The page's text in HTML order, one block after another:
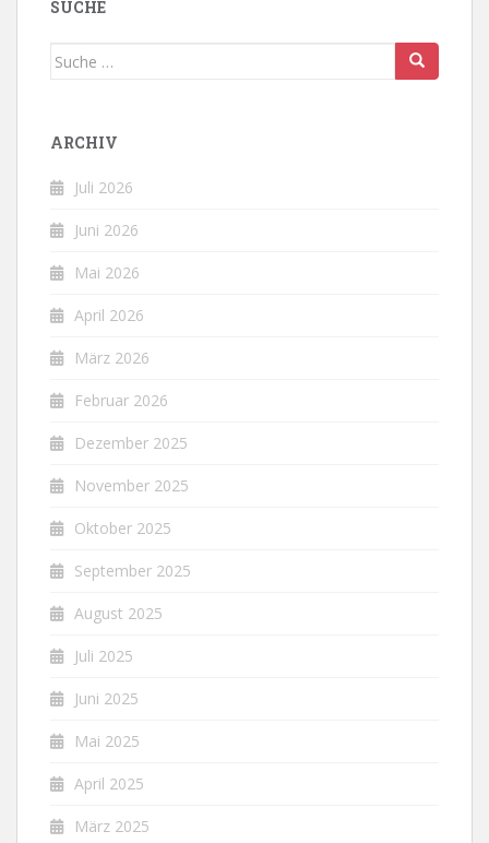
SUCHE
Suche
ARCHIV
Juli 2026
Juni 2026
Mai 2026
April 2026
März 2026
Februar 2026
Dezember 2025
November 2025
Oktober 2025
September 2025
August 2025
Juli 2025
Juni 2025
Mai 2025
April 2025
März 2025